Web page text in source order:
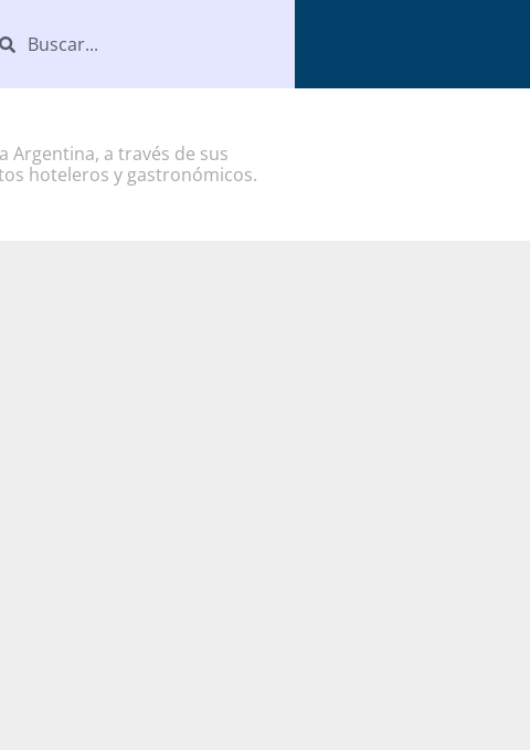
Argentina, a través de sus
hoteleros y gastronómicos.